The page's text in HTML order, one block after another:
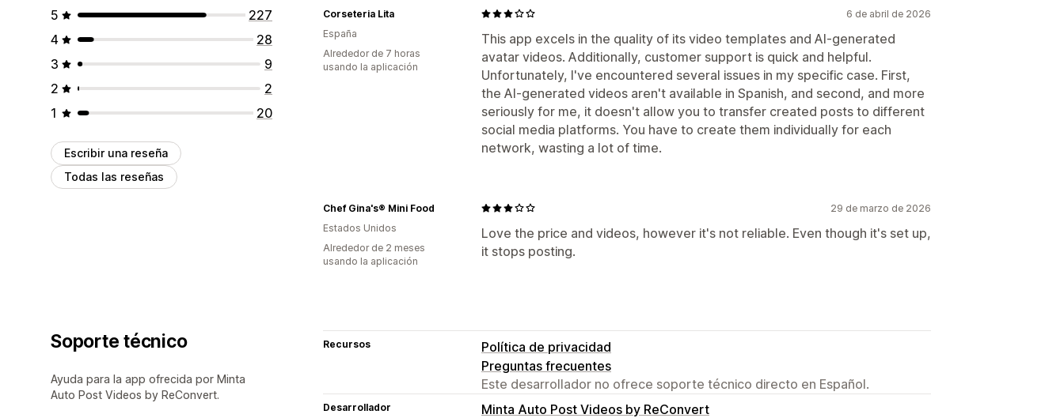
5
227
4
28
3
9
2
2
1
20
Escribir una reseña
Todas las reseñas
6 de abril de 2026
This app excels in the quality of its video templates and AI-generated
avatar videos. Additionally, customer support is quick and helpful.
Unfortunately, I've encountered several issues in my specific case. First,
the AI-generated videos aren't available in Spanish, and second, and more
seriously for me, it doesn't allow you to transfer created posts to different
social media platforms. You have to create them individually for each
network, wasting a lot of time.
Corseteria Lita
España
Alrededor de 7 horas
usando la aplicación
29 de marzo de 2026
Love the price and videos, however it's not reliable. Even though it's set up,
it stops posting.
Chef Gina's® Mini Food
Estados Unidos
Alrededor de 2 meses
usando la aplicación
Soporte técnico
Ayuda para la app ofrecida por Minta
Auto Post Videos by ReConvert.
Recursos
Política de privacidad
Preguntas frecuentes
Este desarrollador no ofrece soporte técnico directo en Español.
Desarrollador
Minta Auto Post Videos by ReConvert